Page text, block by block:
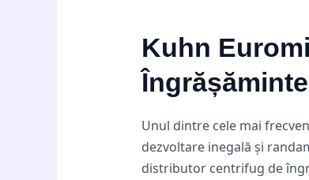
Kuhn
Unul dintre cele mai
dezvoltare inegală și
distributor centrifug de